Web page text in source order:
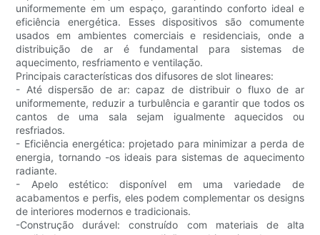
uniformemente em um espaço, garantindo conforto ideal e
eficiência energética. Esses dispositivos são comumente
usados ​​em ambientes comerciais e residenciais, onde a
distribuição de ar é fundamental para sistemas de
aquecimento, resfriamento e ventilação.
Principais características dos difusores de slot lineares:
- Até dispersão de ar: capaz de distribuir o fluxo de ar
uniformemente, reduzir a turbulência e garantir que todos os
cantos de uma sala sejam igualmente aquecidos ou
resfriados.
- Eficiência energética: projetado para minimizar a perda de
energia, tornando -os ideais para sistemas de aquecimento
radiante.
- Apelo estético: disponível em uma variedade de
acabamentos e perfis, eles podem complementar os designs
de interiores modernos e tradicionais.
-Construção durável: construído com materiais de alta